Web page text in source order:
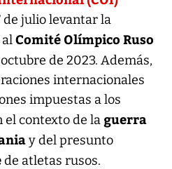
julio levantar la
Comité Olímpico Ruso
de 2023. Además,
internacionales
impuestas a los
el contexto de la guerra
y del presunto
de atletas rusos.